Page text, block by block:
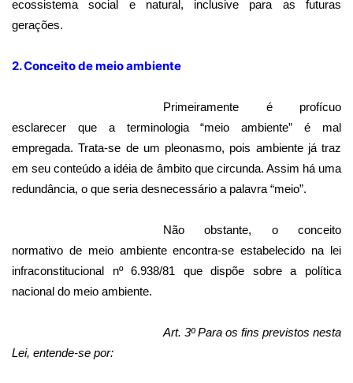
ecossistema social e natural, inclusive para as futuras
gerações.
2. Conceito de meio ambiente
Primeiramente é profícuo
esclarecer que a terminologia “meio ambiente” é mal
empregada. Trata-se de um pleonasmo, pois ambiente já traz
em seu conteúdo a idéia de âmbito que circunda. Assim há uma
redundância, o que seria desnecessário a palavra “meio”.
Não obstante, o conceito
normativo de meio ambiente encontra-se estabelecido na lei
infraconstitucional nº 6.938/81 que dispõe sobre a política
nacional do meio ambiente.
Art. 3º Para os fins previstos nesta
Lei, entende-se por: